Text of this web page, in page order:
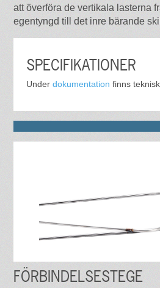
att överföra de vertikala lasterna
egentyngd till det inre bärande
SPECIFIKATIONER
Under dokumentation finns
FÖRBINDELSESTEGE